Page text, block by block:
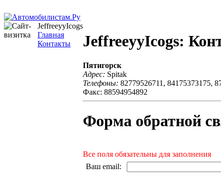
JeffreeyyIcogs
Главная
Контакты
JeffreeyyIcogs:
Пятигорск
Адрес: Spitak
Телефоны: 82779526711, 84175373175,
Факс: 88594954892
Форма обратной
Все поля обязательны для заполнения
Ваш email: